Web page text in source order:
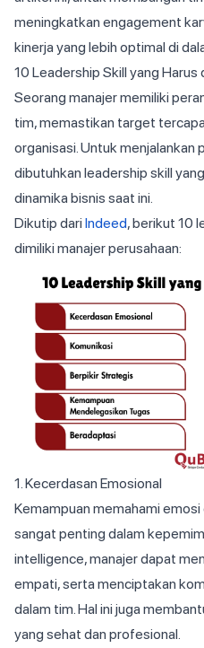
meningkatkan engagement
kinerja yang lebih optimal di
10 Leadership Skill yang Harus
Seorang manajer memiliki
tim, memastikan target
organisasi. Untuk
dibutuhkan leadership skill
dinamika bisnis saat ini.
Dikutip dari Indeed, berikut 10
dimiliki manajer perusahaan:
1. Kecerdasan Emosional
Kemampuan memahami emosi
sangat penting dalam
intelligence, manajer dapat
empati, serta menciptakan
dalam tim. Hal ini juga
yang sehat dan profesional.